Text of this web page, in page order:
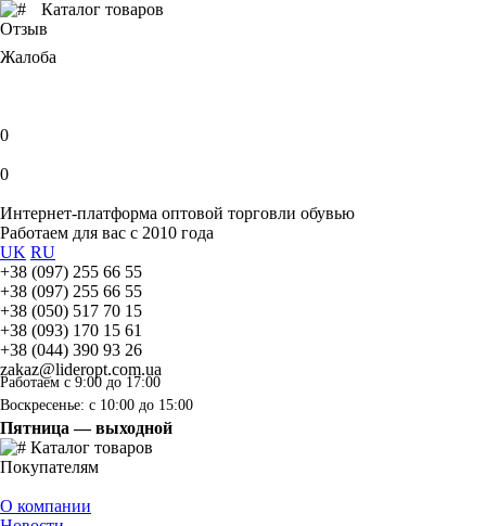
Каталог товаров
Отзыв
Жалоба
0
0
Интернет-платформа оптовой торговли обувью
Работаем для вас с 2010 года
UK RU
+38 (097) 255 66 55
+38 (097) 255 66 55
+38 (050) 517 70 15
+38 (093) 170 15 61
+38 (044) 390 93 26
zakaz@lideropt.com.ua
Работаем с 9:00 до 17:00
Воскресенье: с 10:00 до 15:00
Пятница — выходной
Каталог товаров
Покупателям
О компании